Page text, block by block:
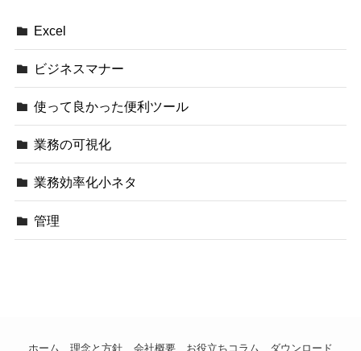
Excel
ビジネスマナー
使って良かった便利ツール
業務の可視化
業務効率化小ネタ
管理
ホーム 理念と方針 会社概要 お役立ちコラム ダウンロード